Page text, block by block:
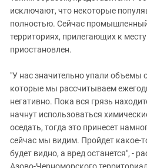
Южный Кавказ
ЮФО
исключают, что некоторые
полностью. Сейчас
территориях, прилегающих к
приостановлен.
"У нас значительно упали объемы
которые мы рассчитываем
негативно. Пока вся грязь
начнут использоваться
оседать, тогда это принесет
сейчас мы видим. Пройдет какое-
будет видно, а вред останется", -